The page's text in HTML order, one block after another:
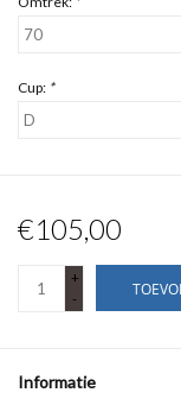
Cup: *
€105,00
+
-
Informatie